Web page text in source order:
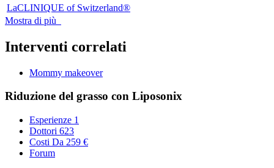
LaCLINIQUE of Switzerland®
Mostra di più
Interventi correlati
Mommy makeover
Riduzione del grasso con Liposonix
Esperienze 1
Dottori 623
Costi Da 259 €
Forum